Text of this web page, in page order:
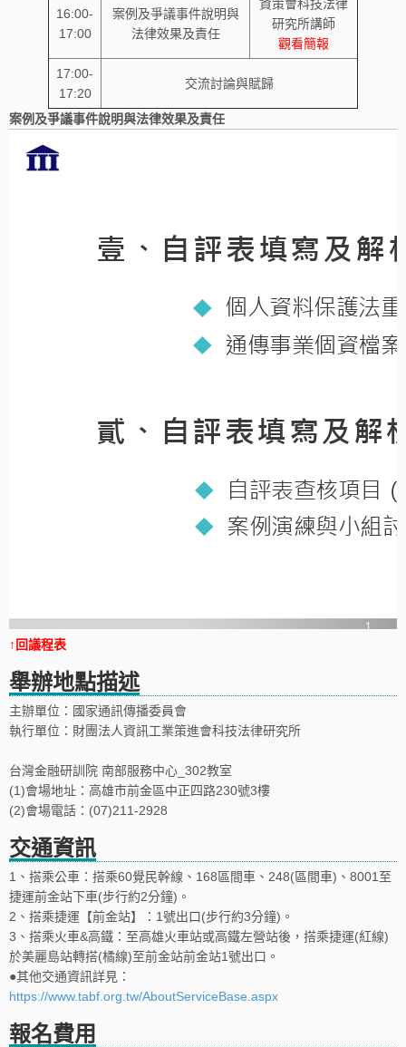
16:00-
17:00
案例及爭議事件說明與
法律效果及責任
資策會科技法律
研究所講師
觀看簡報
17:00-
17:20
交流討論與賦歸
案例及爭議事件說明與法律效果及責任
↑回議程表
舉辦地點描述
主辦單位：國家通訊傳播委員會
執行單位：財團法人資訊工業策進會科技法律研究所
台灣金融研訓院 南部服務中心_302教室
(1)會場地址：高雄市前金區中正四路230號3樓
(2)會場電話：(07)211-2928
交通資訊
1、搭乘公車：搭乘60覺民幹線、168區間車、248(區間車)、8001至
捷運前金站下車(步行約2分鐘)。
2、搭乘捷運【前金站】：1號出口(步行約3分鐘)。
3、搭乘火車&高鐵：至高雄火車站或高鐵左營站後，搭乘捷運(紅線)
於美麗島站轉搭(橘線)至前金站前金站1號出口。
●其他交通資訊詳見：
https://www.tabf.org.tw/AboutServiceBase.aspx
報名費用